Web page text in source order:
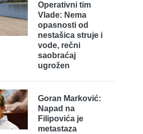
Operativni tim
Vlade: Nema
opasnosti od
nestašica struje i
vode, rečni
saobraćaj
ugrožen
Goran Marković:
Napad na
Filipovića je
metastaza